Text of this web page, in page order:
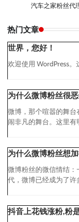
汽车之家粉丝代
热门文章
世界，您好！
欢迎使用 WordPress
为什么微博粉丝很
微博，那个喧嚣的舞
闹非凡的舞台。这里
为什么微博粉丝想
微博粉丝的微信情结：
代，微博已经成为了
抖音上花钱涨粉,粉